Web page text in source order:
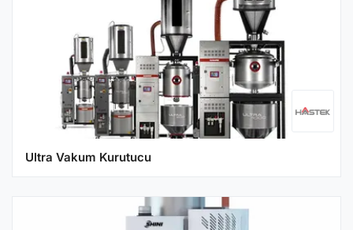
Ultra Vakum Kurutucu